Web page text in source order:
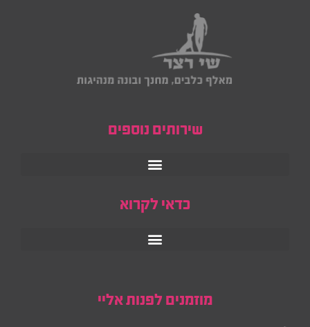
שירותים נוספים
כדאי לקרוא
מוזמנים לפנות אליי